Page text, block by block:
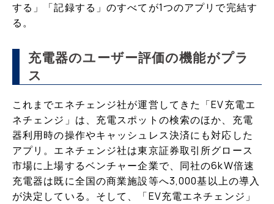
する」「記録する」のすべてが1つのアプリで完結す
る。
充電器のユーザー評価の機能がプラ
ス
これまでエネチェンジ社が運営してきた「EV充電エ
ネチェンジ」は、充電スポットの検索のほか、充電
器利用時の操作やキャッシュレス決済にも対応した
アプリ。エネチェンジ社は東京証券取引所グロース
市場に上場するベンチャー企業で、同社の6kW倍速
充電器は既に全国の商業施設等へ3,000基以上の導入
が決定している。そして、「EV充電エネチェンジ」